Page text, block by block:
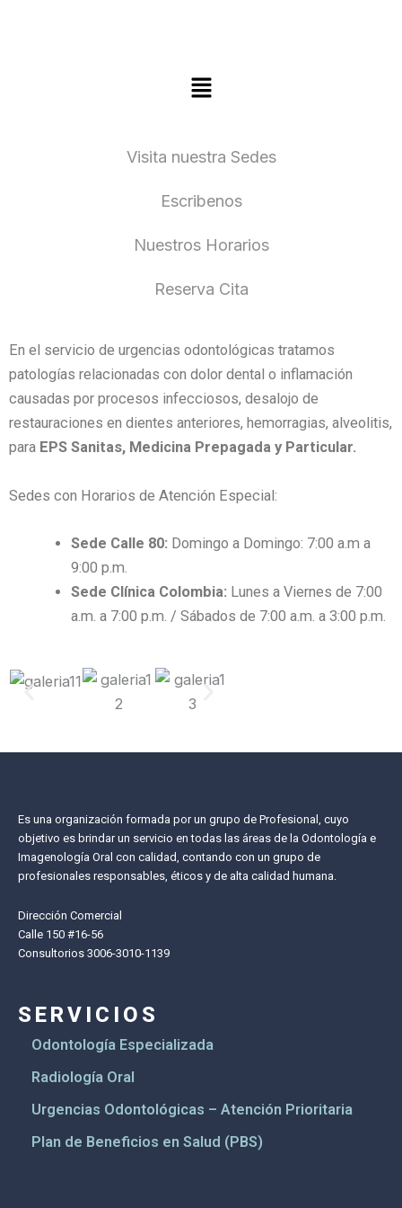
Menú
Visita nuestra Sedes
Escribenos
Nuestros Horarios
Reserva Cita
En el servicio de urgencias odontológicas tratamos
patologías relacionadas con dolor dental o inflamación
causadas por procesos infecciosos, desalojo de
restauraciones en dientes anteriores, hemorragias, alveolitis,
para EPS Sanitas, Medicina Prepagada y Particular.
Sedes con Horarios de Atención Especial:
Sede Calle 80: Domingo a Domingo: 7:00 a.m a
9:00 p.m.
Sede Clínica Colombia: Lunes a Viernes de 7:00
a.m. a 7:00 p.m. / Sábados de 7:00 a.m. a 3:00 p.m.
Es una organización formada por un grupo de Profesional, cuyo
objetivo es brindar un servicio en todas las áreas de la Odontología e
Imagenología Oral con calidad, contando con un grupo de
profesionales responsables, éticos y de alta calidad humana.
Dirección Comercial
Calle 150 #16-56
Consultorios 3006-3010-1139
SERVICIOS
Odontología Especializada
Radiología Oral
Urgencias Odontológicas – Atención Prioritaria
Plan de Beneficios en Salud (PBS)